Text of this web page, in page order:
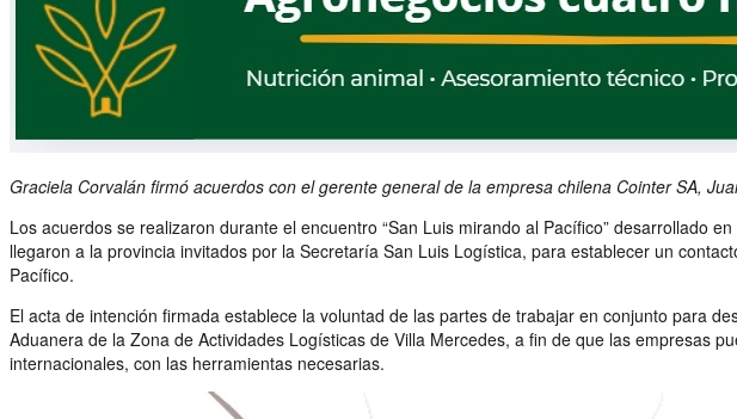
Graciela Corvalán firmó acuerdos con el gerente general de la empresa chilena Cointer SA,
Los acuerdos se realizaron durante el encuentro “San Luis mirando al Pacífico” desarrollado
llegaron a la provincia invitados por la Secretaría San Luis Logística, para establecer un
Pacífico.
El acta de intención firmada establece la voluntad de las partes de trabajar en conjunto para
Aduanera de la Zona de Actividades Logísticas de Villa Mercedes, a fin de que las empresas
internacionales, con las herramientas necesarias.